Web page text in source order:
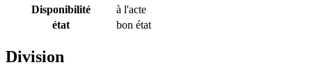
Disponibilité
à l'acte
état
bon état
Division